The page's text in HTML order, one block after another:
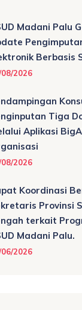
Madani Palu
Berbasis
08/2026
Tiga
Aplikasi
08/2026
Koordinasi
Provinsi
terkait
Madani Palu.
2026